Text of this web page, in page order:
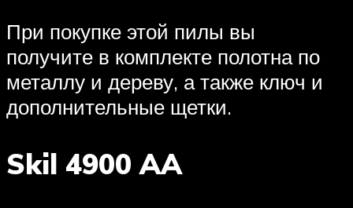
При покупке этой пилы вы
получите в комплекте полотна по
металлу и дереву, а также ключ и
дополнительные щетки.
Skil 4900 AA